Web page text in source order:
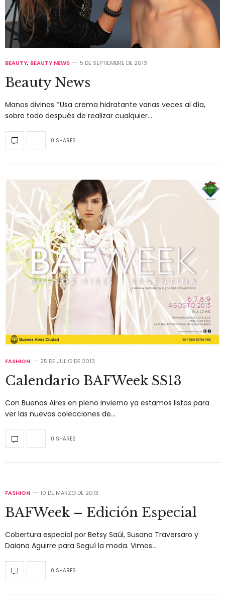
BEAUTY, BEAUTY NEWS 5 DE SEPTIEMBRE DE 2013
Beauty News
Manos divinas *Usa crema hidratante varias veces al día,
sobre todo después de realizar cualquier…
0 SHARES
FASHION 25 DE JULIO DE 2013
Calendario BAFWeek SS13
Con Buenos Aires en pleno invierno ya estamos listos para
ver las nuevas colecciones de…
0 SHARES
FASHION 10 DE MARZO DE 2013
BAFWeek – Edición Especial
Cobertura especial por Betsy Saúl, Susana Traversaro y
Daiana Aguirre para Seguí la moda. Vimos…
0 SHARES